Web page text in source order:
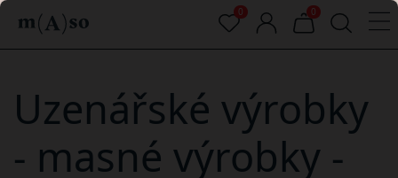
Uzenářské výrobky
- masné výrobky -
0
0